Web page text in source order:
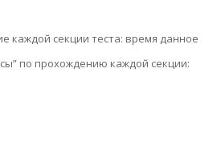
каждой секции теста: время данное
по прохождению каждой секции: